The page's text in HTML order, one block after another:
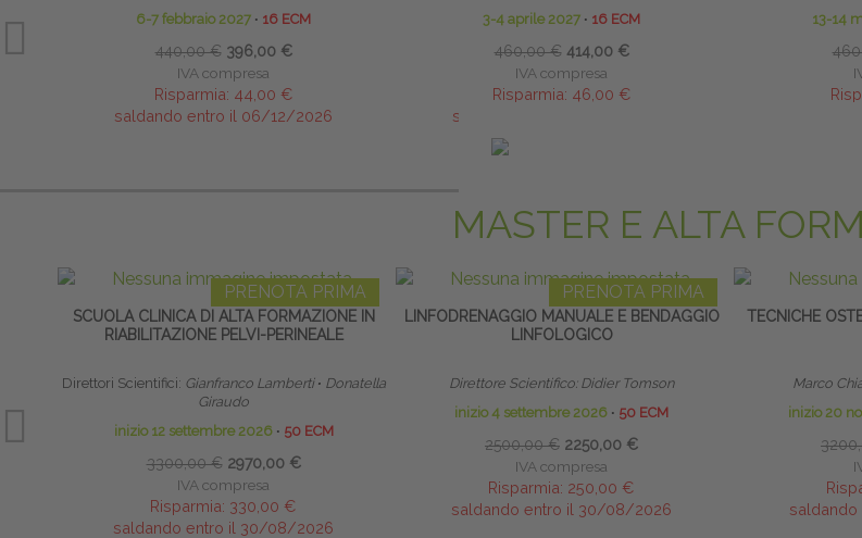
6-7 febbraio 2027 ∙ 16 ECM
440,00 € 396,00 €
IVA compresa
Risparmia: 44,00 €
saldando entro il 06/12/2026
3-4 aprile 2027 ∙ 16 ECM
460,00 € 414,00 €
IVA compresa
Risparmia: 46,00 €
saldando entro il 03/02/2027
13-14
MASTER E ALTA
PRENOTA PRIMA
SCUOLA CLINICA DI ALTA FORMAZIONE IN
RIABILITAZIONE PELVI-PERINEALE
Direttori Scientifici: Gianfranco Lamberti ∙ Donatella
Giraudo
inizio 12 settembre 2026 ∙ 50 ECM
3300,00 € 2970,00 €
IVA compresa
Risparmia: 330,00 €
saldando entro il 30/08/2026
PRENOTA PRIMA
LINFODRENAGGIO MANUALE E BENDAGGIO
LINFOLOGICO
Direttore Scientifico: Didier Tomson
inizio 4 settembre 2026 ∙ 50 ECM
2500,00 € 2250,00 €
IVA compresa
Risparmia: 250,00 €
saldando entro il 30/08/2026
TECNICHE
Marco
inizio 20